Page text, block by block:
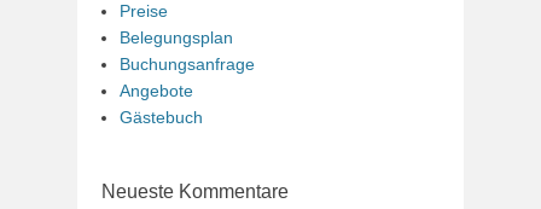
Preise
Belegungsplan
Buchungsanfrage
Angebote
Gästebuch
Neueste Kommentare